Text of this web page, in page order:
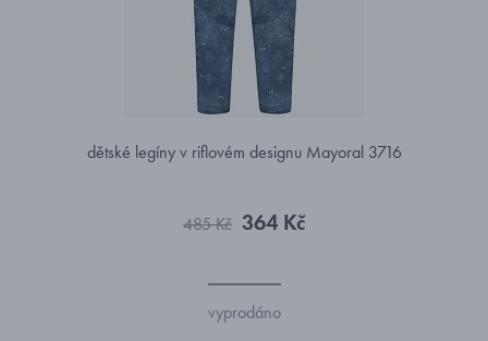
dětské legíny v riflovém designu Mayoral 3716
485 Kč 364 Kč
vyprodáno